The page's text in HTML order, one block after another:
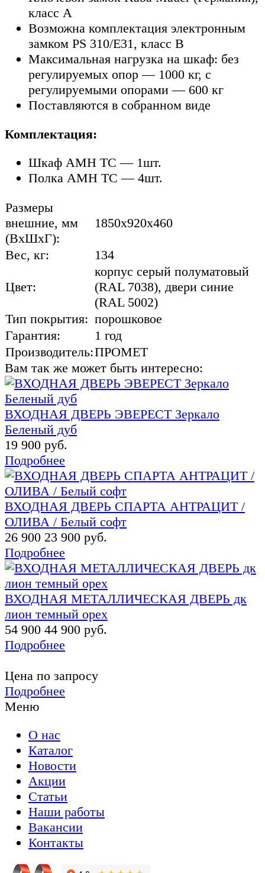
класс A
Возможна комплектация электронным
замком PS 310/E31, класс В
Максимальная нагрузка на шкаф: без
регулируемых опор — 1000 кг, с
регулируемыми опорами — 600 кг
Поставляются в собранном виде
Комплектация:
Шкаф AMH TC — 1шт.
Полка AMH TC — 4шт.
Размеры
внешние, мм
(ВхШхГ):
1850x920x460
Вес, кг: 134
Цвет:
корпус серый полуматовый
(RAL 7038), двери синие
(RAL 5002)
Тип покрытия: порошковое
Гарантия:
1 год
Производитель:ПРОМЕТ
Вам так же может быть интересно:
ВХОДНАЯ ДВЕРЬ ЭВЕРЕСТ Зеркало
Беленый дуб
19 900 руб.
Подробнее
ВХОДНАЯ ДВЕРЬ СПАРТА АНТРАЦИТ /
ОЛИВА / Белый софт
26 900 23 900 руб.
Подробнее
ВХОДНАЯ МЕТАЛЛИЧЕСКАЯ ДВЕРЬ дк
лион темный орех
54 900 44 900 руб.
Подробнее
Цена по запросу
Подробнее
Меню
О нас
Каталог
Новости
Акции
Статьи
Наши работы
Вакансии
Контакты